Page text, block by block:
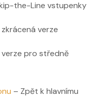
the-Line vstupenky
verze
verze pro středně
– Zpět k hlavnímu